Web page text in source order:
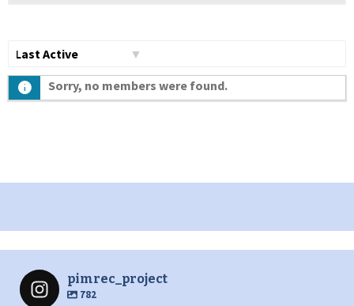
Sorry, no members were found.
pimrec_project
782